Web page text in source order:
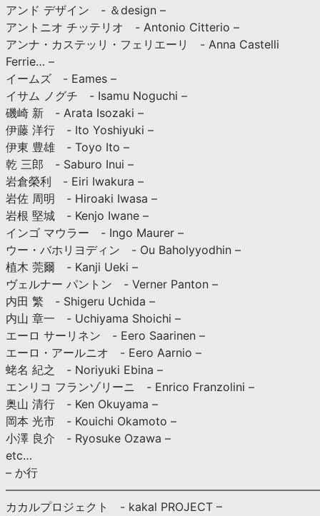
アンド デザイン - ＆design –
アントニオ チッテリオ - Antonio Citterio –
アンナ・カステッリ・フェリエーリ - Anna Castelli
Ferrie… –
イームズ - Eames –
イサム ノグチ - Isamu Noguchi –
磯崎 新 - Arata Isozaki –
伊藤 洋行 - Ito Yoshiyuki –
伊東 豊雄 - Toyo Ito –
乾 三郎 - Saburo Inui –
岩倉榮利 - Eiri Iwakura –
岩佐 周明 - Hiroaki Iwasa –
岩根 堅城 - Kenjo Iwane –
インゴ マウラー - Ingo Maurer –
ウー・バホリヨディン - Ou Baholyyodhin –
植木 莞爾 - Kanji Ueki –
ヴェルナー パントン - Verner Panton –
内田 繁 - Shigeru Uchida –
内山 章一 - Uchiyama Shoichi –
エーロ サーリネン - Eero Saarinen –
エーロ・アールニオ - Eero Aarnio –
蛯名 紀之 - Noriyuki Ebina –
エンリコ フランゾリーニ - Enrico Franzolini –
奥山 清行 - Ken Okuyama –
岡本 光市 - Kouichi Okamoto –
小澤 良介 - Ryosuke Ozawa –
etc…
– か行
カカルプロジェクト - kakal PROJECT –